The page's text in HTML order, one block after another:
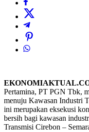
Pertamina, PT PGN Tbk,
menuju Kawasan Industri
ini merupakan eksekusi
bersih bagi kawasan
Transmisi Cirebon –